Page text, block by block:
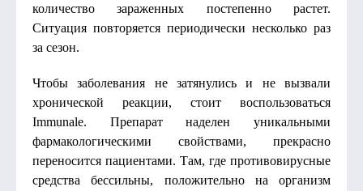
количество зараженных постепенно растет.
Ситуация повторяется периодически несколько раз
за сезон.
Чтобы заболевания не затянулись и не вызвали
хронической реакции, стоит воспользоваться
Immunale. Препарат наделен уникальными
фармакологическими свойствами, прекрасно
переносится пациентами. Там, где противовирусные
средства бессильны, положительно на организм